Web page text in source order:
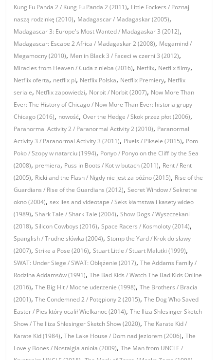
Kung Fu Panda 2 / Kung Fu Panda 2 (2011), Little Fockers / Poznaj
naszą rodzinkę (2010), Madagascar / Madagaskar (2005),
Madagascar 3: Europe's Most Wanted / Madagaskar 3 (2012),
Madagascar: Escape 2 Africa / Madagaskar 2 (2008), Megamind /
Megamocny (2010), Men in Black 3 / Faceci w czerni 3 (2012),
Miracles from Heaven / Cuda z nieba (2016), Netflix, Netflix filmy,
Netflix oferta, netflix pl, Netflix Polska, Netflix Premiery, Netflix
seriale, Netflix zapowiedzi, Norbit / Norbit (2007), Now More Than
Ever: The History of Chicago / Now More Than Ever: historia grupy
Chicago (2016), nowość,Over the Hedge / Skok przez płot (2006),
Paranormal Activity 2 / Paranormal Activity 2 (2010), Paranormal
Activity 3 / Paranormal Activity 3 (2011), Pixels / Piksele (2015), Pom
Poko / Szopy w natarciu (1994), Ponyo / Ponyo on the Cliff by the Sea
(2008), premiera, Puss in Boots / Kot w butach (2011), Rent / Rent
(2005), Ricki and the Flash / Nigdy nie jest za późno (2015), Rise of the
Guardians / Rise of the Guardians (2012),Secret Window / Sekretne
okno (2004),sex lies and videotape / Seks kłamstwa i kasety wideo
(1989),Shark Tale / Shark Tale (2004),Show Dogs / Wyszczekani
(2018),Silicon Cowboys (2016),Space Racers / Kosmoloty (2014),
Spanglish / Trudne słówka (2004),Stomp the Yard / Krok do sławy
(2007),Strike a Pose (2016),Stuart Little / Stuart Malutki (1999),
SWAT: Under Siege / SWAT: Oblężenie (2017),The Addams Family /
Rodzina Addamsów (1991),The Bad Kids / Watch The Bad Kids Online
(2016),The Big Hit / Mocne uderzenie (1998),The Brothers / Bracia
(2001),The Condemned 2 / Potępiony 2 (2015),The Dog Who Saved
Easter / Pies który ocalił Wielkanoc (2014),The Iliza Shlesinger Sketch
Show / The Iliza Shlesinger Sketch Show (2020),The Karate Kid /
Karate Kid (1984),The Lake House / Dom nad jeziorem (2006),The
Lovely Bones / Nostalgia anioła (2009),The Man from UNCLE /